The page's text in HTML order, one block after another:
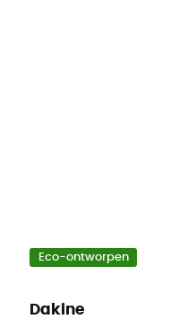
Eco-ontworpen
Dakine